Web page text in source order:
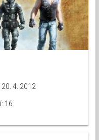
4. 2012
16